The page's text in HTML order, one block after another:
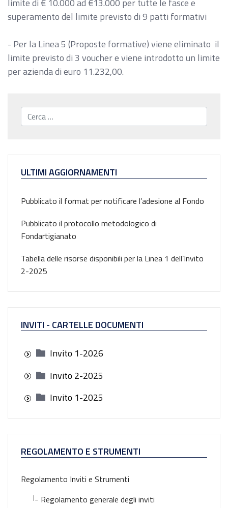
limite di € 10.000 ad €13.000 per tutte le fasce e
superamento del limite previsto di 9 patti formativi
- Per la Linea 5 (Proposte formative) viene eliminato il
limite previsto di 3 voucher e viene introdotto un limite
per azienda di euro 11.232,00.
Cerca...
ULTIMI AGGIORNAMENTI
Pubblicato il format per notificare l’adesione al Fondo
Pubblicato il protocollo metodologico di
Fondartigianato
Tabella delle risorse disponibili per la Linea 1 dell’Invito
2-2025
INVITI - CARTELLE DOCUMENTI
Invito 1-2026
Invito 2-2025
Invito 1-2025
REGOLAMENTO E STRUMENTI
Regolamento Inviti e Strumenti
|_ Regolamento generale degli inviti